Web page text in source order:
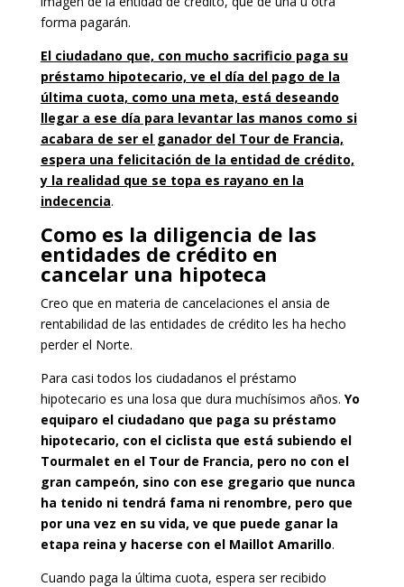
forma pagarán.
El ciudadano que, con mucho sacrificio paga su
préstamo hipotecario, ve el día del pago de la
última cuota, como una meta, está deseando
llegar a ese día para levantar las manos como si
acabara de ser el ganador del Tour de Francia,
espera una felicitación de la entidad de crédito,
y la realidad que se topa es rayano en la
indecencia.
Como es la diligencia de las
entidades de crédito en
cancelar una hipoteca
Creo que en materia de cancelaciones el ansia de
rentabilidad de las entidades de crédito les ha hecho
perder el Norte.
Para casi todos los ciudadanos el préstamo
hipotecario es una losa que dura muchísimos años. Yo
equiparo el ciudadano que paga su préstamo
hipotecario, con el ciclista que está subiendo el
Tourmalet en el Tour de Francia, pero no con el
gran campeón, sino con ese gregario que nunca
ha tenido ni tendrá fama ni renombre, pero que
por una vez en su vida, ve que puede ganar la
etapa reina y hacerse con el Maillot Amarillo.
Cuando paga la última cuota, espera ser recibido